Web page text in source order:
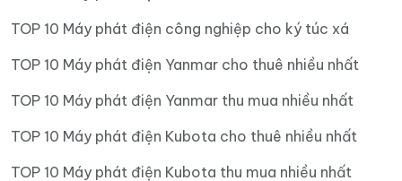
TOP 10 Máy phát điện công nghiệp cho ký túc xá
TOP 10 Máy phát điện Yanmar cho thuê nhiều nhất
TOP 10 Máy phát điện Yanmar thu mua nhiều nhất
TOP 10 Máy phát điện Kubota cho thuê nhiều nhất
TOP 10 Máy phát điện Kubota thu mua nhiều nhất